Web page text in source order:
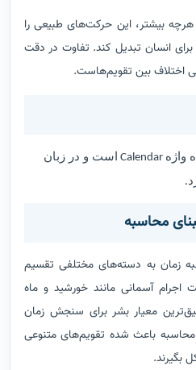
بیشتر، این حرکت‌های طبیعی را
برای انسان تبدیل کند. تفاوت در دقت
اختلاف بین تقویم‌هاست.
واژه
است و در زبان
.
محاسبه
زمان به دسته‌های مختلفی تقسیم
اجرام آسمانی مانند خورشید و ماه
معیار بشر برای سنجش زمان
محاسبه باعث شده تقویم‌های متنوعی
بگیرند.